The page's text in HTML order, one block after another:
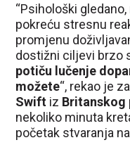
“Psihološki
pokreću stresnu
promjenu
dostižni ciljevi brzo
potiču lučenje
možete“, rekao je
Swift iz Britanskog
nekoliko minuta
početak stvaranja